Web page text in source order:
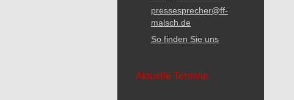
pressesprecher@ff-
malsch.de
So finden Sie uns
Aktuelle Termine